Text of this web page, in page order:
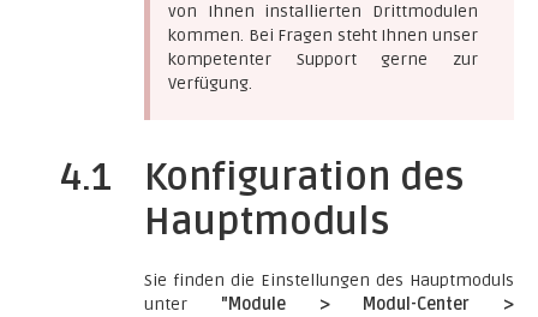
von Ihnen installierten Drittmodulen
kommen. Bei Fragen steht Ihnen unser
kompetenter Support gerne zur
Verfügung.
4.1
Konfiguration des
Hauptmoduls
Sie finden die Einstellungen des Hauptmoduls
unter "Module > Modul-Center >